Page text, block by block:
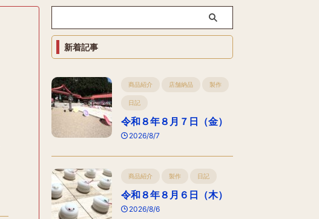
新着記事
商品紹介 店舗納品 製作
日記
令和８年８月７日（金）
2026/8/7
商品紹介 製作 日記
令和８年８月６日（木）
2026/8/6